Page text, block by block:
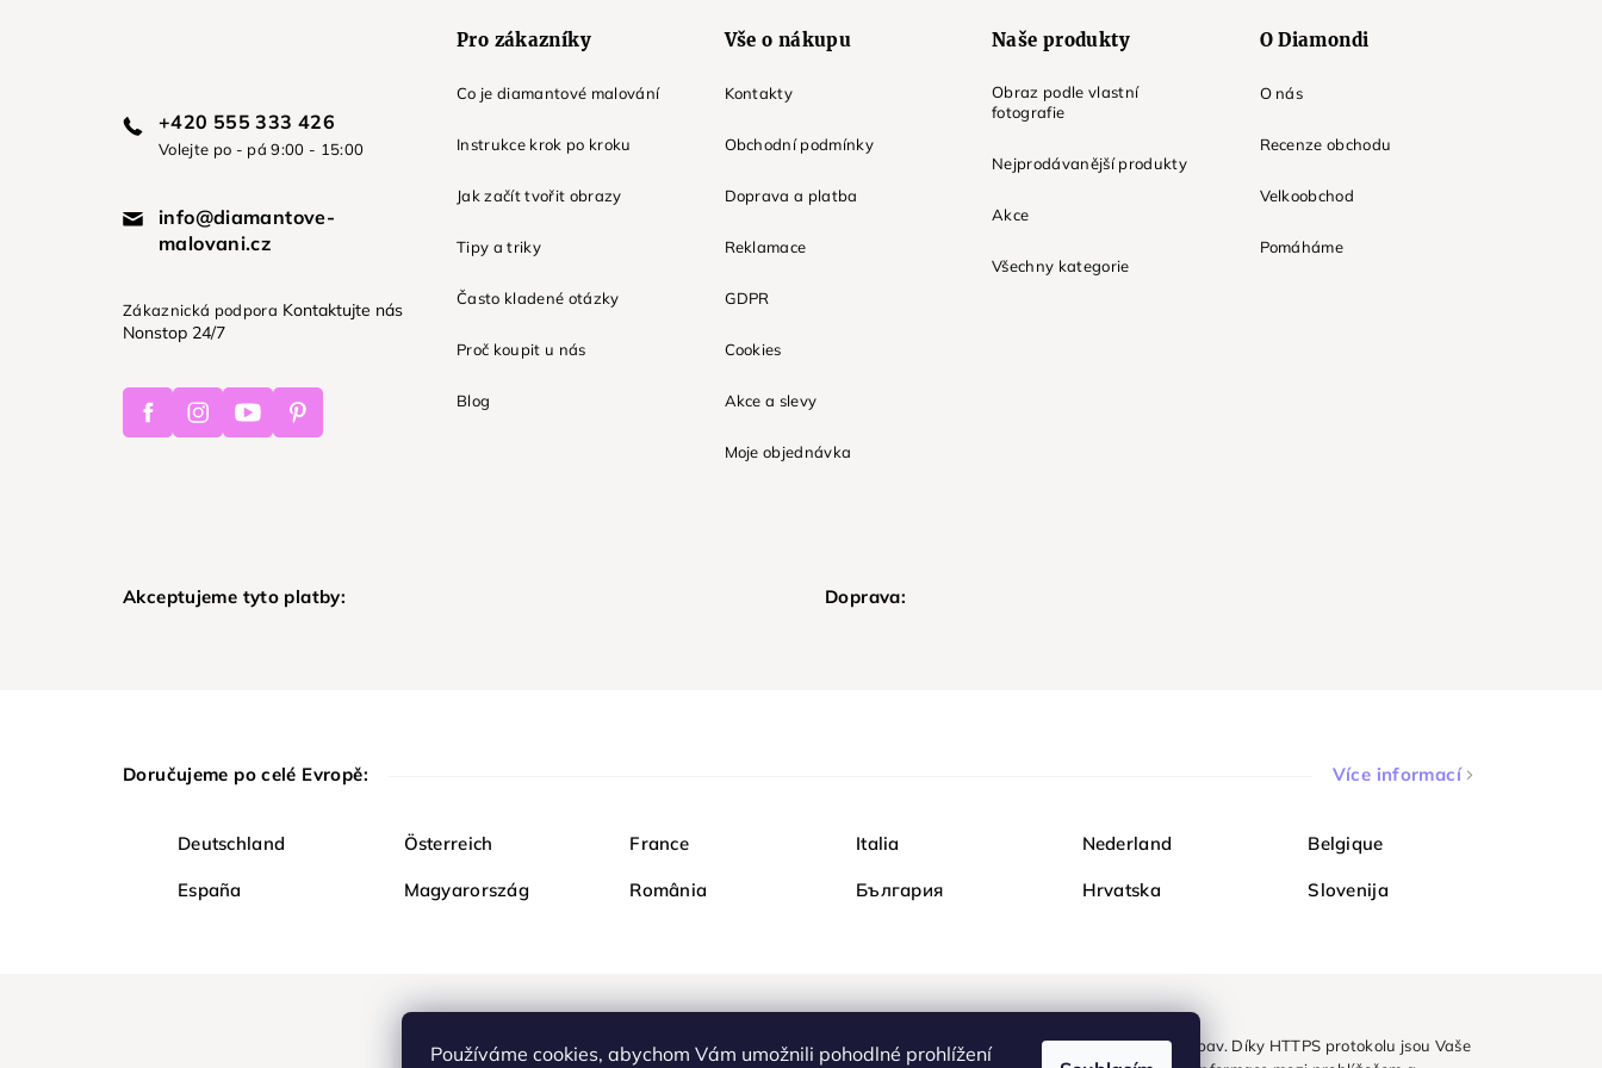
Používáme cookies, abychom Vám umožnili pohodlné prohlížení
+420 555 333 426
Volejte po - pá 9:00 - 15:00
info@diamantove-
malovani.cz
Zákaznická podpora Kontaktujte nás
Nonstop 24/7
FacebookInstagramYoutubePinterest
Pro zákazníky
Co je diamantové malování
Instrukce krok po kroku
Jak začít tvořit obrazy
Tipy a triky
Často kladené otázky
Proč koupit u nás
Blog
Vše o nákupu
Kontakty
Obchodní podmínky
Doprava a platba
Reklamace
GDPR
Cookies
Akce a slevy
Moje objednávka
Naše produkty
Obraz podle vlastní
fotografie
Nejprodávanější produkty
Akce
Všechny kategorie
O Diamondi
O nás
Recenze obchodu
Velkoobchod
Pomáháme
Akceptujeme tyto platby: Doprava:
Doručujeme po celé Evropě: Více informací
Deutschland Österreich France Italia Nederland Belgique
España Magyarország România България Hrvatska Slovenija
Nakupujte na Diamondi bezpečně a bez obav. Díky HTTPS protokolu jsou Vaše